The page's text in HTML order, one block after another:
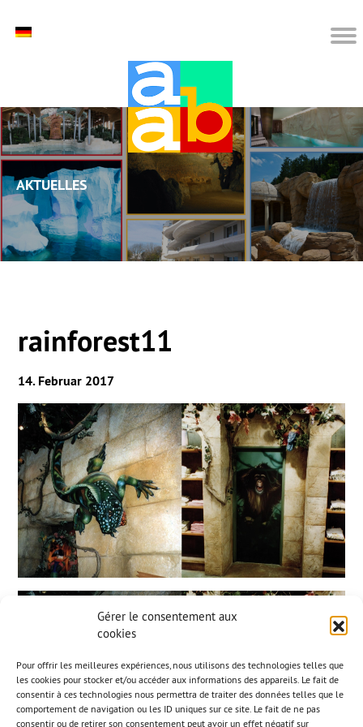
Gérer le consentement aux
cookies
Pour offrir les meilleures expériences, nous utilisons des technologies telles que
les cookies pour stocker et/ou accéder aux informations des appareils. Le fait de
consentir à ces technologies nous permettra de traiter des données telles que le
comportement de navigation ou les ID uniques sur ce site. Le fait de ne pas
consentir ou de retirer son consentement peut avoir un effet négatif sur
Aktuelles
rainforest11
14. Februar 2017